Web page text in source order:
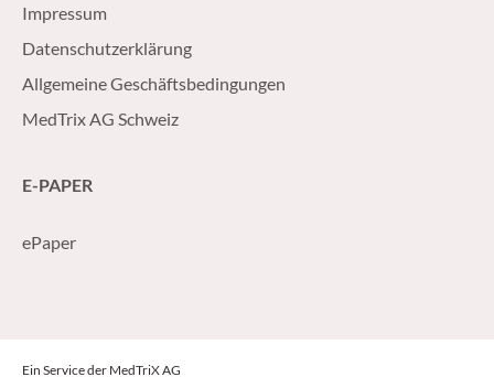
Impressum
Datenschutzerklärung
Allgemeine Geschäftsbedingungen
MedTrix AG Schweiz
E-PAPER
ePaper
Ein Service der MedTriX AG